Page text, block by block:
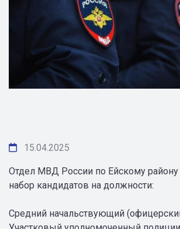
15.04.2025
Отдел МВД России по Ейскому району
набор кандидатов на должности:
Средний начальствующий